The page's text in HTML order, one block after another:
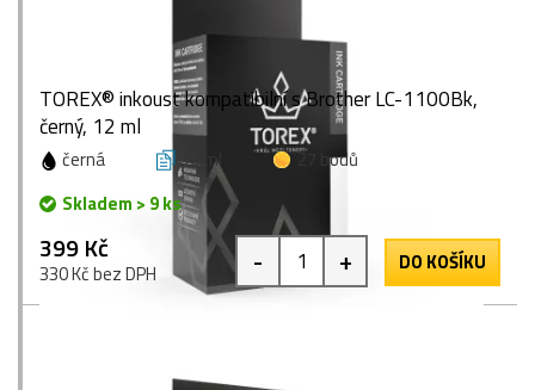
TOREX® inkoust kompatibilní s Brother LC-1100Bk,
černý, 12 ml
černá 12 ml
27 bodů
Skladem > 9 ks
399 Kč
330 Kč bez DPH - + DO KOŠÍKU